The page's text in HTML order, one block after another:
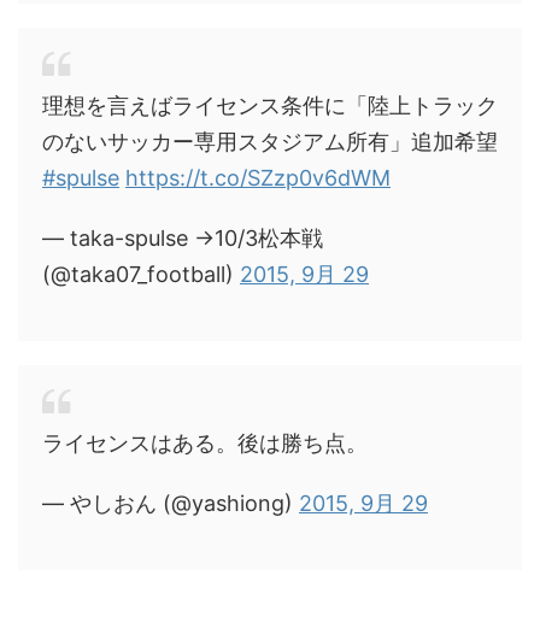
理想を言えばライセンス条件に「陸上トラック
のないサッカー専用スタジアム所有」追加希望
#spulse https://t.co/SZzp0v6dWM
— taka-spulse →10/3松本戦
(@taka07_football) 2015, 9月 29
ライセンスはある。後は勝ち点。
— やしおん (@yashiong) 2015, 9月 29